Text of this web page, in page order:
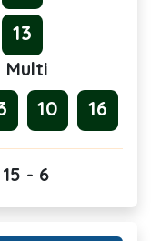
13
Multi
10 16
- 6